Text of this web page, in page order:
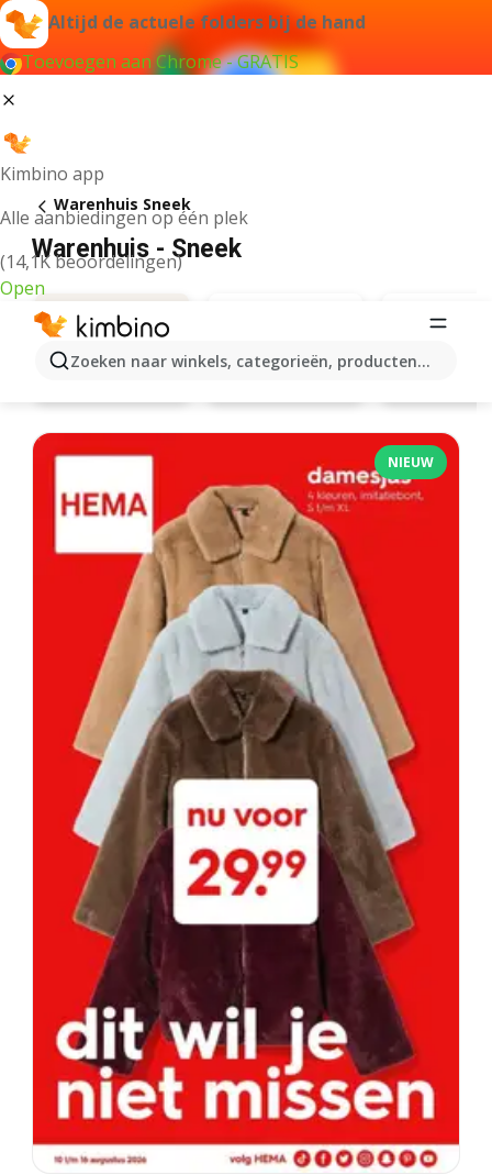
Altijd de actuele folders bij de hand
Toevoegen aan Chrome - GRATIS
Kimbino app
Alle aanbiedingen op één plek
(14,1K beoordelingen)
Open
Zoeken naar winkels, categorieën, producten...
Warenhuis Sneek
Warenhuis - Sneek
Action
NIEUW